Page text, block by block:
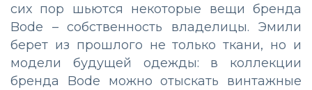
сих пор шьются некоторые вещи бренда
Bode – собственность владелицы. Эмили
берет из прошлого не только ткани, но и
модели будущей одежды: в коллекции
бренда Bode можно отыскать винтажные